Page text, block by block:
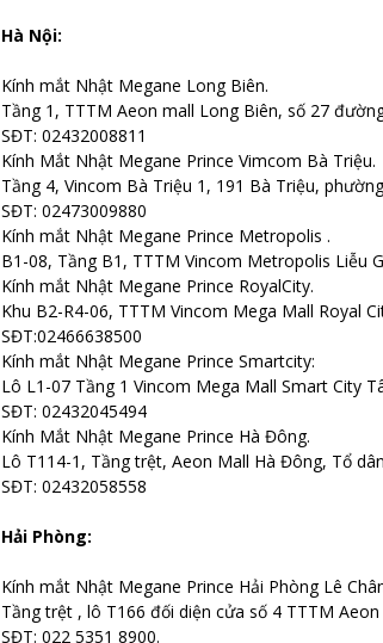
Hà Nội:
Kính mắt Nhật Megane Long Biên.
Tầng 1, TTTM Aeon mall Long Biên, số 27
SĐT: 02432008811
Kính Mắt Nhật Megane Prince Vimcom Bà Triệu.
Tầng 4, Vincom Bà Triệu 1, 191 Bà Triệu,
SĐT: 02473009880
Kính mắt Nhật Megane Prince Metropolis .
B1-08, Tầng B1, TTTM Vincom Metropolis Liễu
Kính mắt Nhật Megane Prince RoyalCity.
Khu B2-R4-06, TTTM Vincom Mega Mall Royal
SĐT:02466638500
Kính mắt Nhật Megane Prince Smartcity:
Lô L1-07 Tầng 1 Vincom Mega Mall Smart City
SĐT: 02432045494
Kính Mắt Nhật Megane Prince Hà Đông.
Lô T114-1, Tầng trệt, Aeon Mall Hà Đông, Tổ
SĐT: 02432058558
Hải Phòng:
Kính mắt Nhật Megane Prince Hải Phòng Lê
Tầng trệt , lô T166 đối diện cửa số 4 TTTM
SĐT: 022 5351 8900.